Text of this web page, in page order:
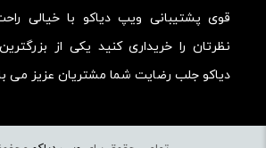
قوی پشتیبانی ویپ دیاکو با خیالی
نظرتان را خریداری کنید یکی از
دیاکو جلب رضایت شما مشتریان عزیز می